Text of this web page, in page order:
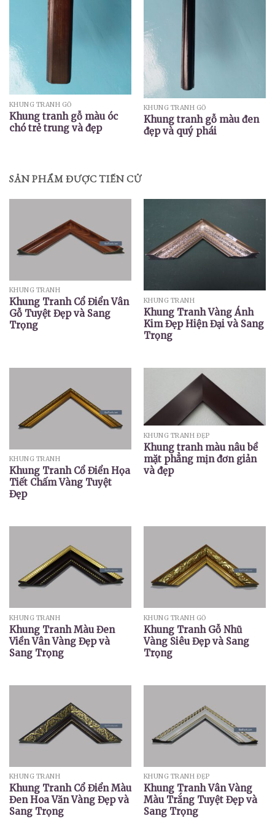
KHUNG TRANH GỖ
Khung tranh gỗ màu óc
chó trẻ trung và đẹp
KHUNG TRANH GỖ
Khung tranh gỗ màu đen
đẹp và quý phái
SẢN PHẨM ĐƯỢC TIẾN CỬ
KHUNG TRANH
Khung Tranh Cổ Điển Vân
Gỗ Tuyệt Đẹp và Sang
Trọng
KHUNG TRANH
Khung Tranh Vàng Ánh
Kim Đẹp Hiện Đại và Sang
Trọng
KHUNG TRANH
Khung Tranh Cổ Điển Họa
Tiết Chấm Vàng Tuyệt
Đẹp
KHUNG TRANH ĐẸP
Khung tranh màu nâu bề
mặt phẳng mịn đơn giản
và đẹp
KHUNG TRANH
Khung Tranh Màu Đen
Viền Vân Vàng Đẹp và
Sang Trọng
KHUNG TRANH GỖ
Khung Tranh Gỗ Nhũ
Vàng Siêu Đẹp và Sang
Trọng
KHUNG TRANH
Khung Tranh Cổ Điển Màu
Đen Hoa Văn Vàng Đẹp và
Sang Trọng
KHUNG TRANH ĐẸP
Khung Tranh Vân Vàng
Màu Trắng Tuyệt Đẹp và
Sang Trọng